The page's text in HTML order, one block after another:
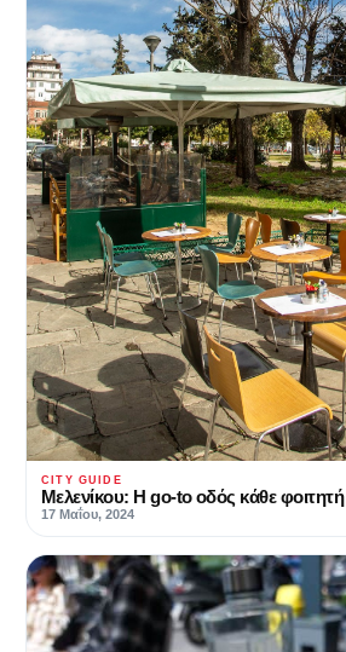
CITY GUIDE
Μελενίκου: Η go-to οδός κάθε φοιτητή
17 Μαΐου, 2024